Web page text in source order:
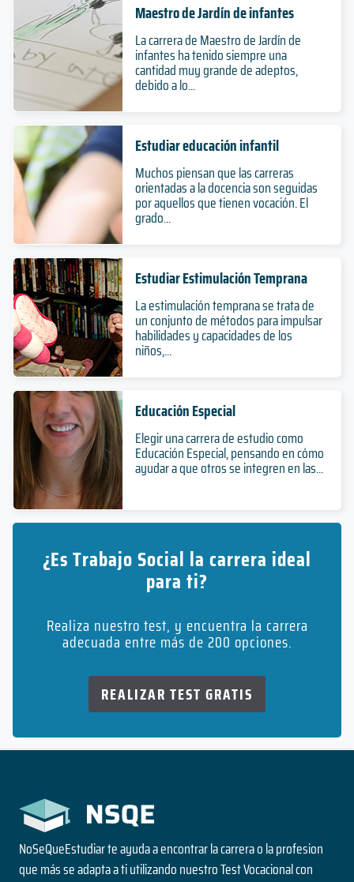
Maestro de Jardín de infantes
La carrera de Maestro de Jardín de
infantes ha tenido siempre una
cantidad muy grande de adeptos,
debido a lo...
Estudiar educación infantil
Muchos piensan que las carreras
orientadas a la docencia son seguidas
por aquellos que tienen vocación. El
grado...
Estudiar Estimulación Temprana
La estimulación temprana se trata de
un conjunto de métodos para impulsar
habilidades y capacidades de los
niños,...
Educación Especial
Elegir una carrera de estudio como
Educación Especial, pensando en cómo
ayudar a que otros se integren en las...
¿Es Trabajo Social la carrera ideal
para ti?
Realiza nuestro test, y encuentra la carrera
adecuada entre más de 200 opciones.
REALIZAR TEST GRATIS
NoSeQueEstudiar te ayuda a encontrar la carrera o la profesion
que más se adapta a ti utilizando nuestro Test Vocacional con